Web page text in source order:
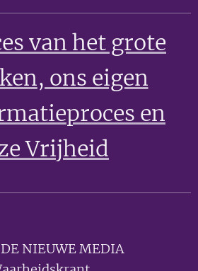
van het grote
, ons eigen
en
Vrijheid
NIEUWE MEDIA 🟣